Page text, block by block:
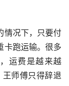
情况下，只要付
卡跑运输。很多
运费是越来越
师傅只得辞退